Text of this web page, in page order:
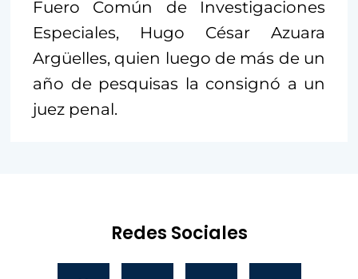
Fuero Común de Investigaciones
Especiales, Hugo César Azuara
Argüelles, quien luego de más de un
año de pesquisas la consignó a un
juez penal.
Redes Sociales